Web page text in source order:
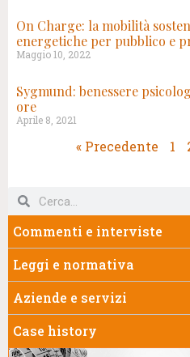
On Charge: la mobilità
energetiche per pubblico e
Maggio 10, 2022
Sygmund: benessere
ore
Aprile 8, 2021
« Precedente 1
Commenti e interviste
Leggi e normativa
Aziende e servizi
Case history